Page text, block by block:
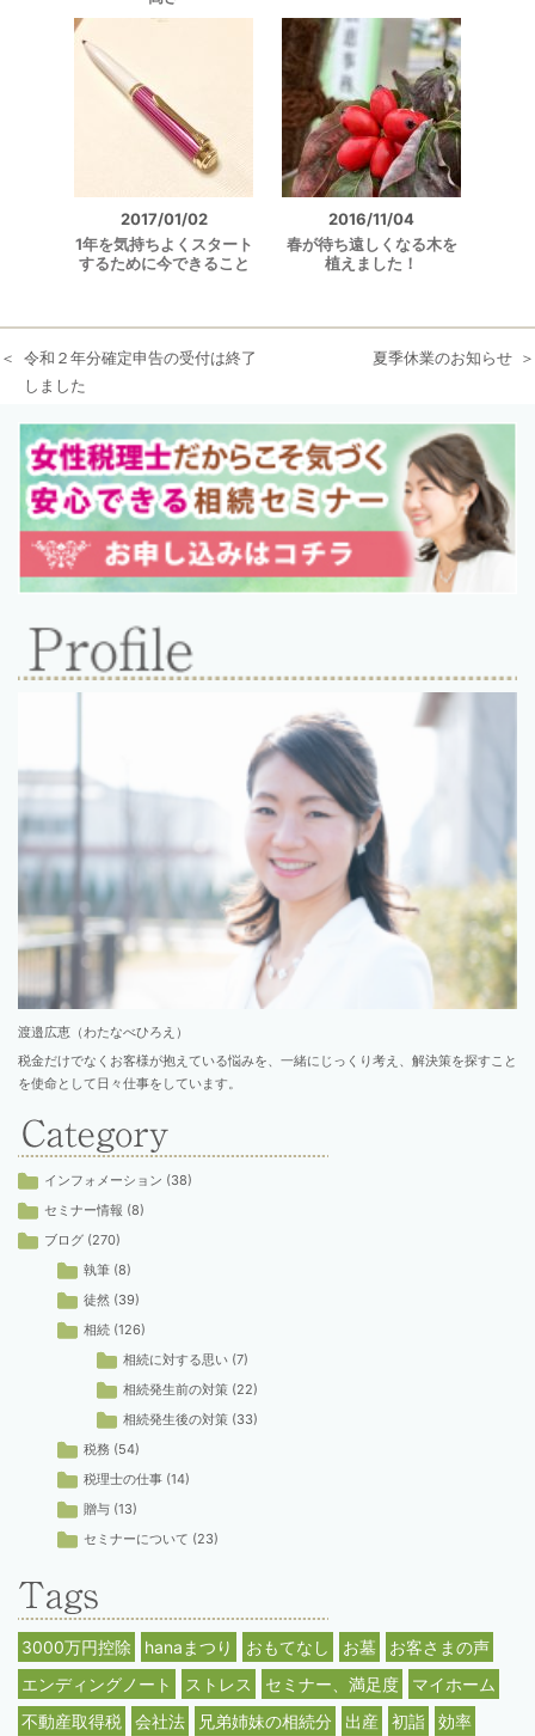
2017/01/02
1年を気持ちよくスタート
するために今できること
2016/11/04
春が待ち遠しくなる木を
植えました！
令和２年分確定申告の受付は終了
しました
夏季休業のお知らせ
渡邉広恵（わたなべひろえ）
税金だけでなくお客様が抱えている悩みを、一緒にじっくり考え、解決策を探すこと
を使命として日々仕事をしています。
インフォメーション (38)
セミナー情報 (8)
ブログ (270)
執筆 (8)
徒然 (39)
相続 (126)
相続に対する思い (7)
相続発生前の対策 (22)
相続発生後の対策 (33)
税務 (54)
税理士の仕事 (14)
贈与 (13)
セミナーについて (23)
3000万円控除 hanaまつり おもてなし お墓
お客さまの声
エンディングノート
ストレス セミナー、満足度
マイホーム
不動産取得税
会社法 兄弟姉妹の相続分 出産 初詣
効率